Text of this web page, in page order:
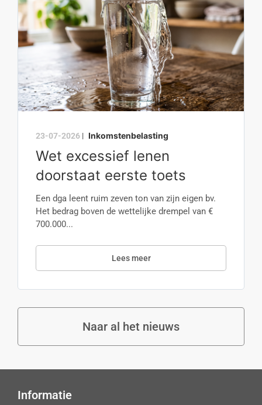
23-07-2026 | Inkomstenbelasting
Wet excessief lenen
doorstaat eerste toets
Een dga leent ruim zeven ton van zijn eigen bv.
Het bedrag boven de wettelijke drempel van €
700.000...
Lees meer
Naar al het nieuws
Informatie